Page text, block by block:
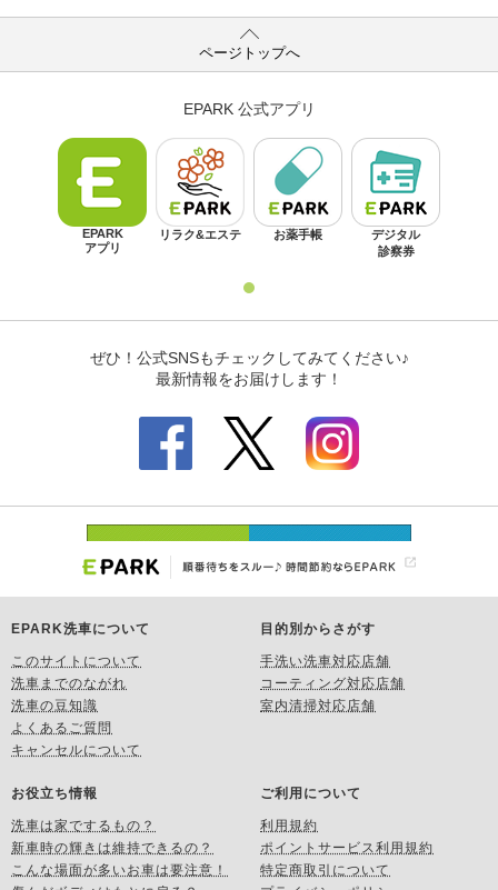
ページトップへ
EPARK洗車について
このサイトについて
洗車までのながれ
洗車の豆知識
よくあるご質問
キャンセルについて
目的別からさがす
手洗い洗車対応店舗
コーティング対応店舗
室内清掃対応店舗
お役立ち情報
洗車は家でするもの？
新車時の輝きは維持できるの？
こんな場面が多いお車は要注意！
ご利用について
利用規約
ポイントサービス利用規約
特定商取引について